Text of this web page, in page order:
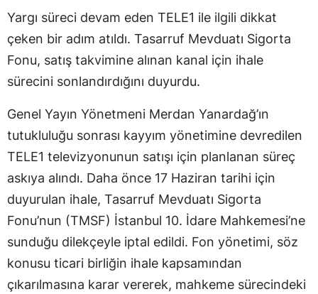
Yargı süreci devam eden TELE1 ile ilgili dikkat
çeken bir adım atıldı. Tasarruf Mevduatı Sigorta
Fonu, satış takvimine alınan kanal için ihale
sürecini sonlandırdığını duyurdu.
Genel Yayın Yönetmeni Merdan Yanardağ’ın
tutukluluğu sonrası kayyım yönetimine devredilen
TELE1 televizyonunun satışı için planlanan süreç
askıya alındı. Daha önce 17 Haziran tarihi için
duyurulan ihale, Tasarruf Mevduatı Sigorta
Fonu’nun (TMSF) İstanbul 10. İdare Mahkemesi’ne
sunduğu dilekçeyle iptal edildi. Fon yönetimi, söz
konusu ticari birliğin ihale kapsamından
çıkarılmasına karar vererek, mahkeme sürecindeki